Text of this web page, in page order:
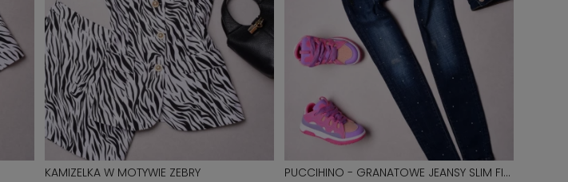
KAMIZELKA W MOTYWIE ZEBRY
PUCCIHINO - GRANATOWE JEANSY SLIM FIT